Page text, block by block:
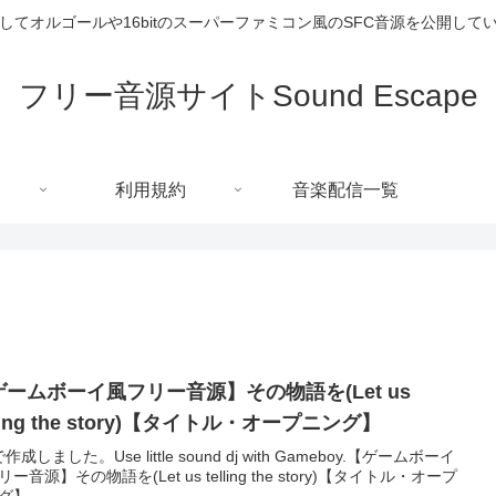
てオルゴールや16bitのスーパーファミコン風のSFC音源を公開して
フリー音源サイトSound Escape
利用規約 音楽配信一覧
ームボーイ風フリー音源】その物語を(Let us
the story)【タイトル・オープニング】
作成しました。Use little sound dj with Gameboy.【ゲームボーイ
ー音源】その物語を(Let us telling the story)【タイトル・オープ